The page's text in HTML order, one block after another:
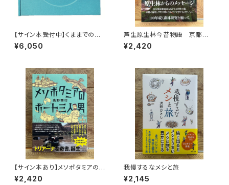
【サイン本受付中】くままでのお
さらい〈特装新版〉
¥6,050
芦生原生林今昔物語 京都大
学芦生演習林から研究林へ
¥2,420
【サイン本あり】メソポタミアの
ボート三人男
¥2,420
我慢するなメシと旅
¥2,145